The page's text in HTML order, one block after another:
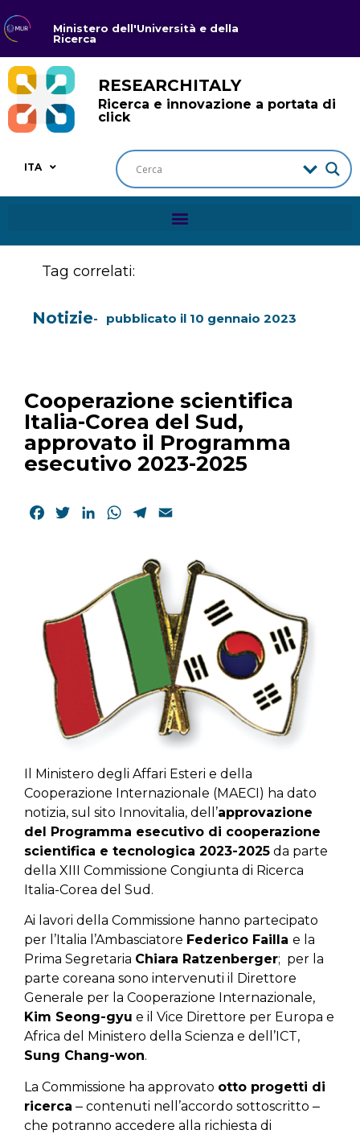
Ministero dell'Università e della
Ricerca
RESEARCHITALY
Ricerca e innovazione a portata di
click
ITA
Tag correlati:
Notizie pubblicato il 10 gennaio 2023
Cooperazione scientifica
Italia-Corea del Sud,
approvato il Programma
esecutivo 2023-2025
Facebook
TwitterLinkedInWhatsApp
Telegram
Il Ministero degli Affari Esteri e della
Cooperazione Internazionale (MAECI) ha dato
notizia, sul sito Innovitalia, dell’approvazione
del Programma esecutivo di cooperazione
scientifica e tecnologica 2023-2025 da parte
della XIII Commissione Congiunta di Ricerca
Italia-Corea del Sud.
Ai lavori della Commissione hanno partecipato
per l’Italia l’Ambasciatore Federico Failla e la
Prima Segretaria Chiara Ratzenberger; per la
parte coreana sono intervenuti il Direttore
Generale per la Cooperazione Internazionale,
Kim Seong-gyu e il Vice Direttore per Europa e
Africa del Ministero della Scienza e dell’ICT,
Sung Chang-won.
La Commissione ha approvato otto progetti di
ricerca ‒ contenuti nell’accordo sottoscritto ‒
che potranno accedere alla richiesta di